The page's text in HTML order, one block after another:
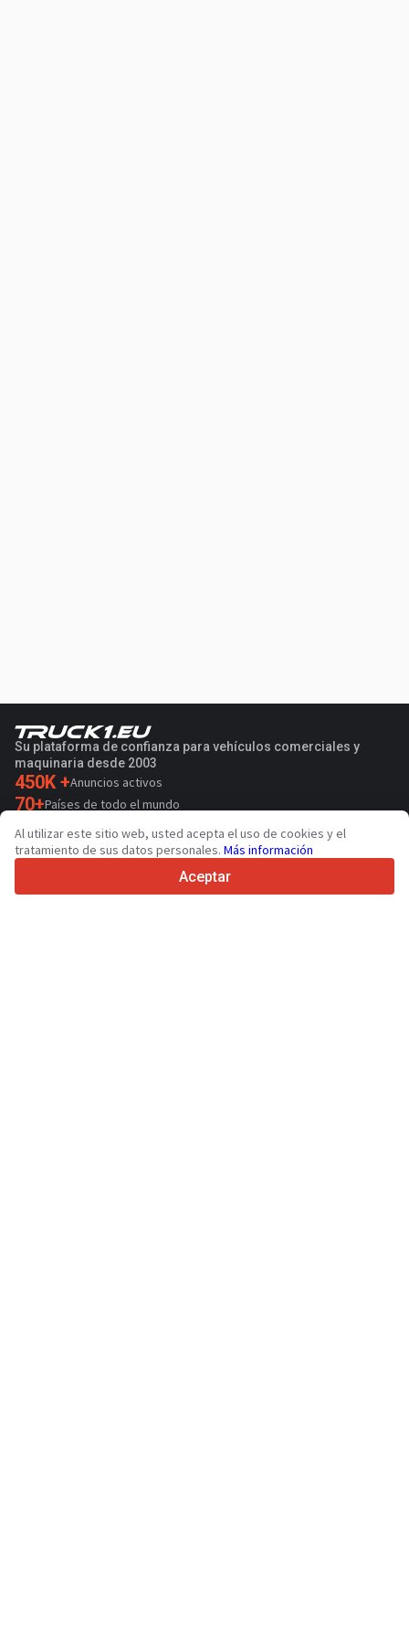
Su plataforma de confianza para vehículos comerciales y
maquinaria desde 2003
450K +Anuncios activos
70+Países de todo el mundo
36Idiomas admitidos
4.7/5
Al utilizar este sitio web, usted acepta el uso de cookies y el
tratamiento de sus datos personales. Más información
Aceptar